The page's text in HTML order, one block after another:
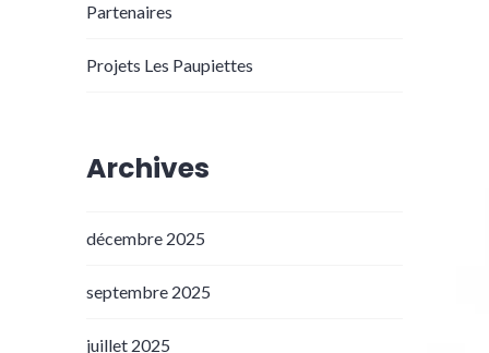
Partenaires
Projets Les Paupiettes
Archives
décembre 2025
septembre 2025
juillet 2025